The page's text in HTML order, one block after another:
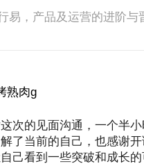
易，产品及运营的进阶与
熟肉g
次的见面沟通，一个半
了当前的自己，也感谢开
己看到一些突破和成长的